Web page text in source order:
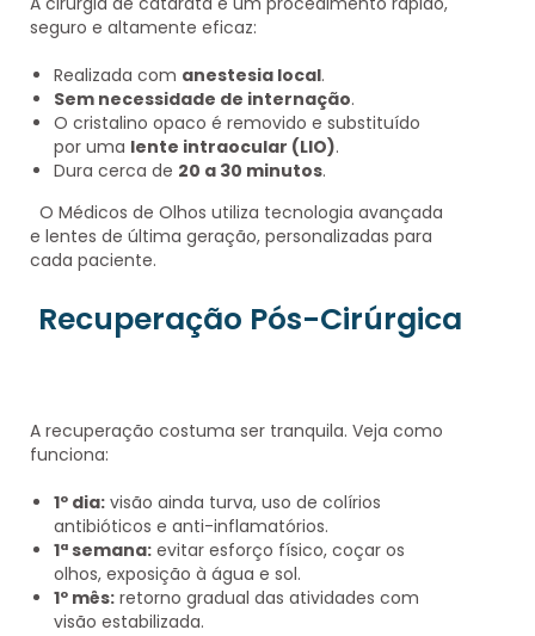
seguro e altamente eficaz:
Realizada com anestesia local.
Sem necessidade de internação.
O cristalino opaco é removido e substituído
por uma lente intraocular (LIO).
Dura cerca de 20 a 30 minutos.
O Médicos de Olhos utiliza tecnologia avançada
e lentes de última geração, personalizadas para
cada paciente.
Recuperação Pós-Cirúrgica
A recuperação costuma ser tranquila. Veja como
funciona:
1º dia: visão ainda turva, uso de colírios
antibióticos e anti-inflamatórios.
1ª semana: evitar esforço físico, coçar os
olhos, exposição à água e sol.
1º mês: retorno gradual das atividades com
visão estabilizada.